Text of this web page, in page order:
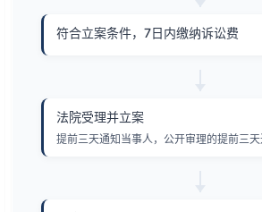
符合立案条件，7日内缴纳诉讼费
法院受理并立案
提前三天通知当事人，公开审理的提前三